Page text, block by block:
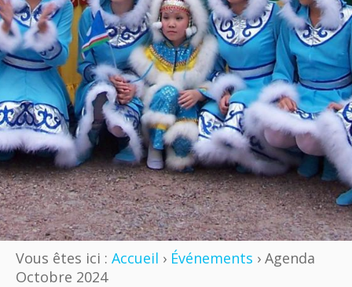
Vous êtes ici : Accueil › Événements › Agenda
Octobre 2024